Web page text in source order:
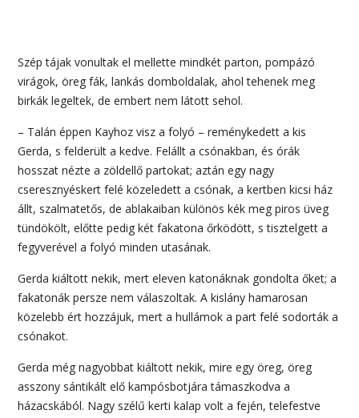
Szép tájak vonultak el mellette mindkét parton, pompázó
virágok, öreg fák, lankás domboldalak, ahol tehenek meg
birkák legeltek, de embert nem látott sehol.
– Talán éppen Kayhoz visz a folyó – reménykedett a kis
Gerda, s felderült a kedve. Felállt a csónakban, és órák
hosszat nézte a zöldellő partokat; aztán egy nagy
cseresznyéskert felé közeledett a csónak, a kertben kicsi ház
állt, szalmatetős, de ablakaiban különös kék meg piros üveg
tündökölt, előtte pedig két fakatona őrködött, s tisztelgett a
fegyverével a folyó minden utasának.
Gerda kiáltott nekik, mert eleven katonáknak gondolta őket; a
fakatonák persze nem válaszoltak. A kislány hamarosan
közelebb ért hozzájuk, mert a hullámok a part felé sodorták a
csónakot.
Gerda még nagyobbat kiáltott nekik, mire egy öreg, öreg
asszony sántikált elő kampósbotjára támaszkodva a
házacskából. Nagy szélű kerti kalap volt a fején, telefestve